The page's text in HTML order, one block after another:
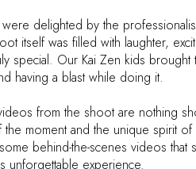
were delighted by the
itself was filled with laughter,
special. Our Kai Zen kids brought
having a blast while doing it.
from the shoot are nothing
the moment and the unique spirit
behind-the-scenes videos that
unforgettable experience.